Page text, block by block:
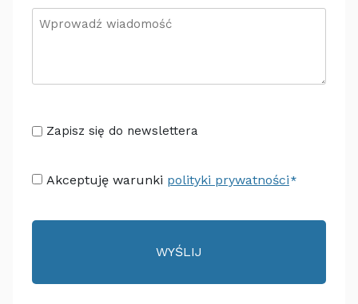
Senza
Zapisz się do newslettera
Consenso
Akceptuję warunki polityki prywatności *